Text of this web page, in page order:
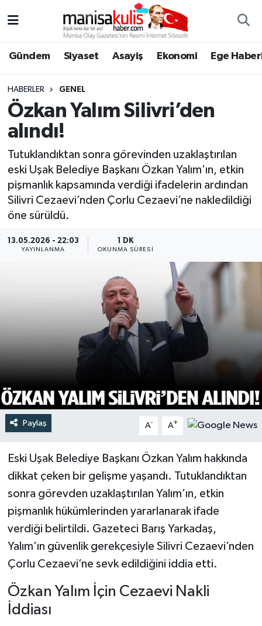
Gündem Siyaset Asayiş Ekonomi Ege
HABERLER GENEL
Özkan Yalım Silivri’den
alındı!
Tutuklandıktan sonra görevinden uzaklaştırılan
eski Uşak Belediye Başkanı Özkan Yalım’ın, etkin
pişmanlık kapsamında verdiği ifadelerin ardından
Silivri Cezaevi’nden Çorlu Cezaevi’ne nakledildiği
öne sürüldü.
13.05.2026 - 22:03
YAYINLANMA
1 DK
OKUNMA SÜRESI
Paylaş A- A+
Eski Uşak Belediye Başkanı Özkan Yalım hakkında
dikkat çeken bir gelişme yaşandı. Tutuklandıktan
sonra görevden uzaklaştırılan Yalım’ın, etkin
pişmanlık hükümlerinden yararlanarak ifade
verdiği belirtildi. Gazeteci Barış Yarkadaş,
Yalım’ın güvenlik gerekçesiyle Silivri Cezaevi’nden
Çorlu Cezaevi’ne sevk edildiğini iddia etti.
Özkan Yalım İçin Cezaevi Nakli
İddiası
Ege Haberleri
Ekonomi
Genel
Gündem
Resmi İlan
Spor
Yunusemre Hava Durumu
Yunusemre Trafik Yoğunluk Haritası
Süper Lig Puan Durumu ve Fikstür
Tüm Manşetler
Son Dakika Haberleri